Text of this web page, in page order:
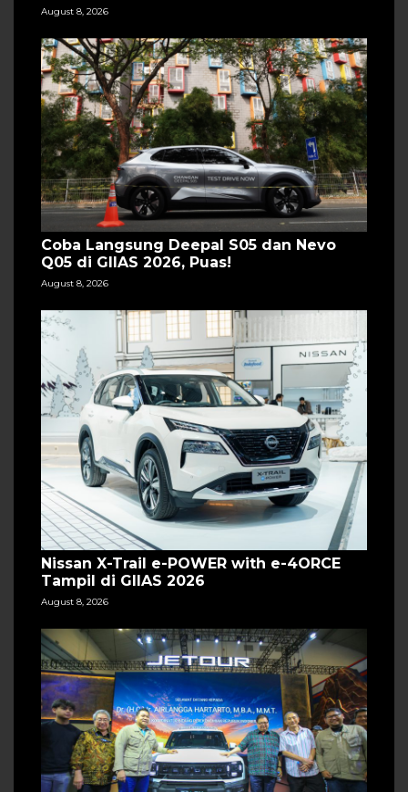
August 8, 2026
Coba Langsung Deepal S05 dan Nevo
Q05 di GIIAS 2026, Puas!
August 8, 2026
Nissan X-Trail e-POWER with e-4ORCE
Tampil di GIIAS 2026
August 8, 2026